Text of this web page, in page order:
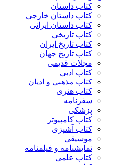
کتاب داستان
کتاب داستان خارجی
کتاب داستان ایرانی
کتاب تاریخی
کتاب تاریخ ایران
کتاب تاریخ جهان
مجلات قدیمی
کتاب ادبی
کتاب مذهبی و ادیان
کتاب هنری
سفرنامه
پزشکی
کتاب کامپیوتر
کتاب آشپزی
موسیقی
نمایشنامه و فیلمنامه
کتاب علمی